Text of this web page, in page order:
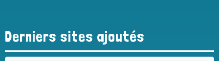
Derniers sites ajoutés